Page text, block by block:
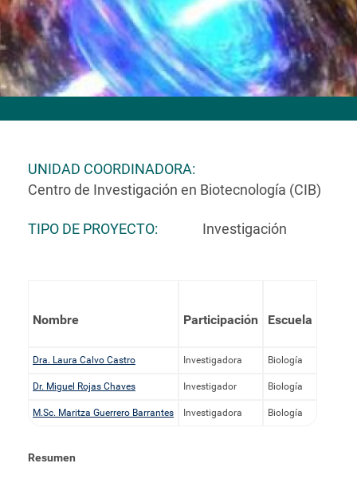
UNIDAD COORDINADORA
Centro de Investigación en Biotecnología (CIB)
TIPO DE PROYECTO Investigación
Nombre Participación Escuela
Dra. Laura Calvo Castro Investigadora Biología
Dr. Miguel Rojas Chaves Investigador Biología
M.Sc. Maritza Guerrero Barrantes Investigadora Biología
Resumen